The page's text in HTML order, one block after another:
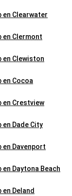
en Clearwater
en Clermont
en Clewiston
en Cocoa
en Crestview
Dade City
en Davenport
Daytona Beach
Deland